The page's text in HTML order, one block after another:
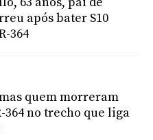
após bater S10
364
quem morreram
364 no trecho que liga